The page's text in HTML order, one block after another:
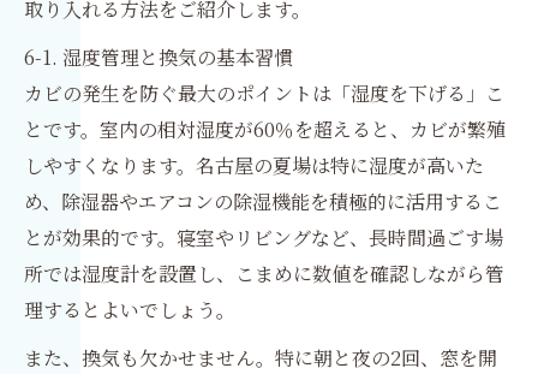
取り入れる方法をご紹介します。
6-1. 湿度管理と換気の基本習慣
カビの発生を防ぐ最大のポイントは「湿度を下げる」こ
とです。室内の相対湿度が60％を超えると、カビが繁殖
しやすくなります。名古屋の夏場は特に湿度が高いた
め、除湿器やエアコンの除湿機能を積極的に活用するこ
とが効果的です。寝室やリビングなど、長時間過ごす場
所では湿度計を設置し、こまめに数値を確認しながら管
理するとよいでしょう。
また、換気も欠かせません。特に朝と夜の2回、窓を開